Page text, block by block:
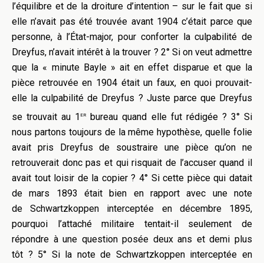
l’équilibre et de la droiture d’intention – sur le fait que si
elle n’avait pas été trouvée avant 1904 c’était parce que
personne, à l’État-major, pour conforter la culpabilité de
Dreyfus, n’avait intérêt à la trouver ? 2° Si on veut admettre
que la « minute Bayle » ait en effet disparue et que la
pièce retrouvée en 1904 était un faux, en quoi prouvait-
elle la culpabilité de Dreyfus ? Juste parce que Dreyfus
se trouvait au 1 er bureau quand elle fut rédigée ? 3° Si
nous partons toujours de la même hypothèse, quelle folie
avait pris Dreyfus de soustraire une pièce qu’on ne
retrouverait donc pas et qui risquait de l’accuser quand il
avait tout loisir de la copier ? 4° Si cette pièce qui datait
de mars 1893 était bien en rapport avec une note
de Schwartzkoppen interceptée en décembre 1895,
pourquoi l’attaché militaire tentait-il seulement de
répondre à une question posée deux ans et demi plus
tôt ? 5° Si la note de Schwartzkoppen interceptée en